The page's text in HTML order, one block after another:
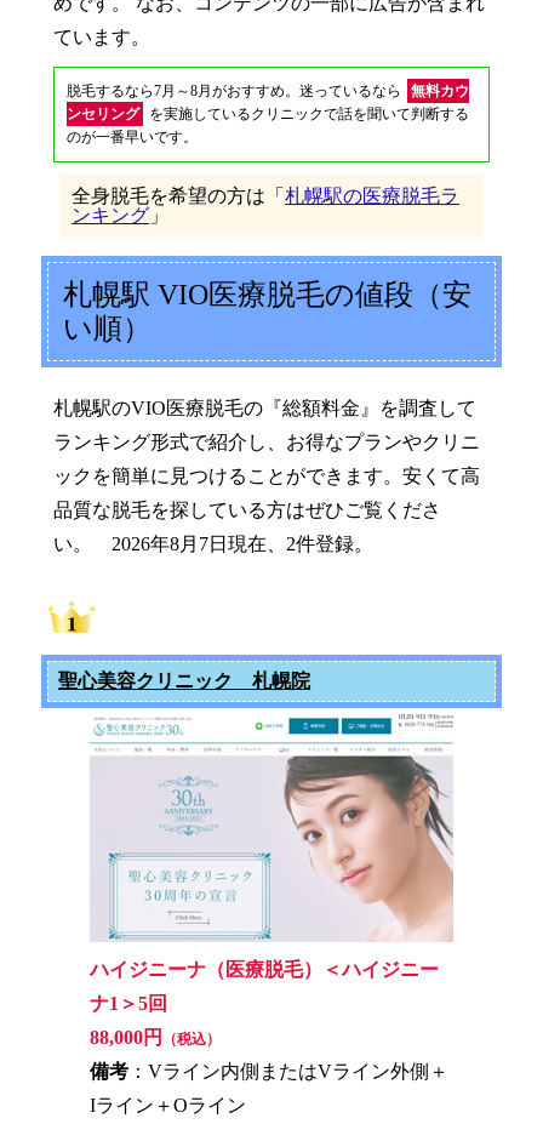
ています。
脱毛するなら7月～8月がおすすめ。迷っているなら
無料カウ
ンセリング
を実施しているクリニックで話を聞いて判断する
のが一番早いです。
全身脱毛を希望の方は「 札幌駅の医療脱毛ラ
ンキング 」
札幌駅 VIO医療脱毛の値段（安
い順）
札幌駅のVIO医療脱毛の『総額料金』を調査して
ランキング形式で紹介し、お得なプランやクリニ
ックを簡単に見つけることができます。安くて高
品質な脱毛を探している方はぜひご覧くださ
い。 2026年8月7日現在、2件登録。
聖心美容クリニック 札幌院
ハイジニーナ（医療脱毛）＜ハイジニー
ナ1＞5回
88,000円
（税込）
備考 ：Vライン内側またはVライン外側＋
Iライン＋Oライン